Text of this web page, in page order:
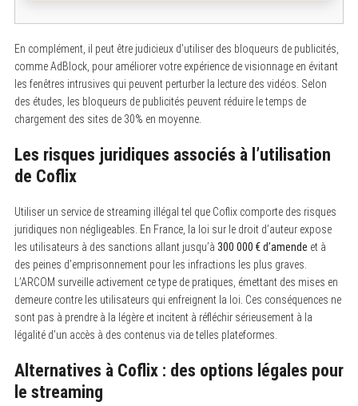
En complément, il peut être judicieux d’utiliser des bloqueurs de publicités,
comme AdBlock, pour améliorer votre expérience de visionnage en évitant
les fenêtres intrusives qui peuvent perturber la lecture des vidéos. Selon
des études, les bloqueurs de publicités peuvent réduire le temps de
chargement des sites de 30% en moyenne.
Les risques juridiques associés à l’utilisation
de Coflix
Utiliser un service de streaming illégal tel que Coflix comporte des risques
juridiques non négligeables. En France, la loi sur le droit d’auteur expose
les utilisateurs à des sanctions allant jusqu’à 300 000 € d’amende et à
des peines d’emprisonnement pour les infractions les plus graves.
L’ARCOM surveille activement ce type de pratiques, émettant des mises en
demeure contre les utilisateurs qui enfreignent la loi. Ces conséquences ne
sont pas à prendre à la légère et incitent à réfléchir sérieusement à la
légalité d’un accès à des contenus via de telles plateformes.
Alternatives à Coflix : des options légales pour
le streaming
S
e
r
c
h
r
: